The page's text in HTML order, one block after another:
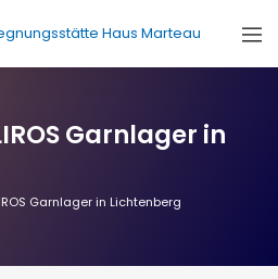
Garnlager in
Garnlager in Lichtenberg